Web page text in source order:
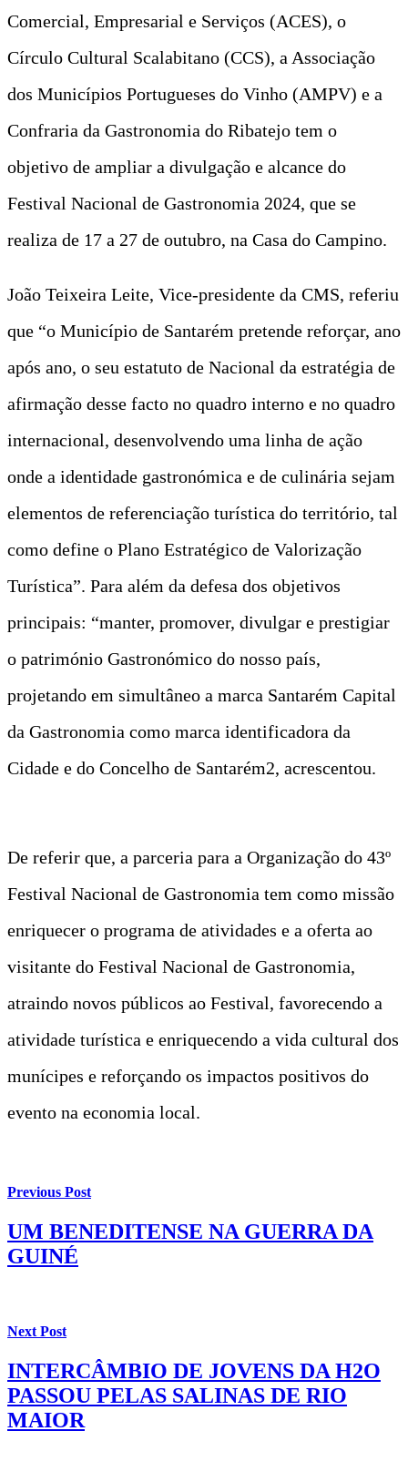
Comercial, Empresarial e Serviços (ACES), o
Círculo Cultural Scalabitano (CCS), a Associação
dos Municípios Portugueses do Vinho (AMPV) e a
Confraria da Gastronomia do Ribatejo tem o
objetivo de ampliar a divulgação e alcance do
Festival Nacional de Gastronomia 2024, que se
realiza de 17 a 27 de outubro, na Casa do Campino.
João Teixeira Leite, Vice-presidente da CMS, referiu
que “o Município de Santarém pretende reforçar, ano
após ano, o seu estatuto de Nacional da estratégia de
afirmação desse facto no quadro interno e no quadro
internacional, desenvolvendo uma linha de ação
onde a identidade gastronómica e de culinária sejam
elementos de referenciação turística do território, tal
como define o Plano Estratégico de Valorização
Turística”. Para além da defesa dos objetivos
principais: “manter, promover, divulgar e prestigiar
o património Gastronómico do nosso país,
projetando em simultâneo a marca Santarém Capital
da Gastronomia como marca identificadora da
Cidade e do Concelho de Santarém2, acrescentou.
De referir que, a parceria para a Organização do 43º
Festival Nacional de Gastronomia tem como missão
enriquecer o programa de atividades e a oferta ao
visitante do Festival Nacional de Gastronomia,
atraindo novos públicos ao Festival, favorecendo a
atividade turística e enriquecendo a vida cultural dos
munícipes e reforçando os impactos positivos do
evento na economia local.
Previous Post
UM BENEDITENSE NA GUERRA DA
GUINÉ
Next Post
INTERCÂMBIO DE JOVENS DA H2O
PASSOU PELAS SALINAS DE RIO
MAIOR